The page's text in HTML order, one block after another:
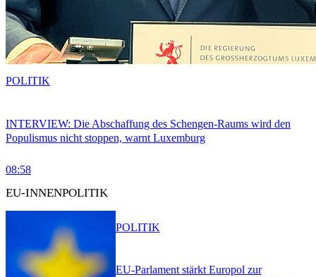
INTERVIEW: Die Abschaffung des Schengen-Raums wird den
Populismus nicht stoppen, warnt Luxemburg
08:58
POLITIK
EU-INNENPOLITIK
EU-Parlament stärkt Europol zur
POLITIK